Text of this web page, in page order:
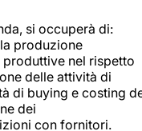
si occuperà di:
produzione
nel rispetto
delle attività di
di buying e costing
dei
con fornitori.